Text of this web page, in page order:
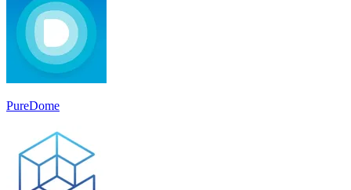
PureDome